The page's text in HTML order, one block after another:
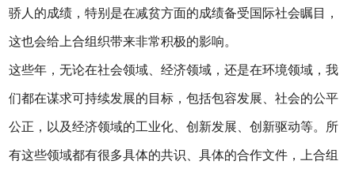
骄人的成绩，特别是在减贫方面的成绩备受国际社会瞩目，
这也会给上合组织带来非常积极的影响。
这些年，无论在社会领域、经济领域，还是在环境领域，我
们都在谋求可持续发展的目标，包括包容发展、社会的公平
公正，以及经济领域的工业化、创新发展、创新驱动等。所
有这些领域都有很多具体的共识、具体的合作文件，上合组